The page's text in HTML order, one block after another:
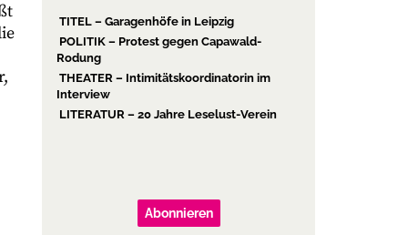
TITEL – Garagenhöfe in Leipzig
POLITIK – Protest gegen Capawald-
Rodung
THEATER – Intimitätskoordinatorin im
Interview
LITERATUR – 20 Jahre Leselust-Verein
Abonnieren